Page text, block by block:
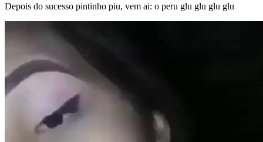
Depois do sucesso pintinho piu, vem ai: o peru glu glu glu glu